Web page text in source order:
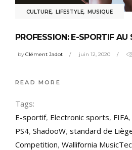
CULTURE, LIFESTYLE, MUSIQUE
PROFESSION: E-SPORTIF AU
byClément Jadot juin 12, 2020
READ MORE
Tags:
E-sportif, Electronic sports, FIFA,
PS4, ShadooW, standard de
Competition, Wallifornia